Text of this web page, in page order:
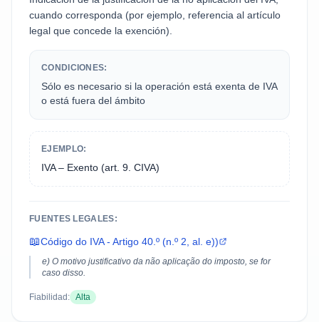
cuando corresponda (por ejemplo, referencia al artículo
legal que concede la exención).
CONDICIONES:
Sólo es necesario si la operación está exenta de IVA
o está fuera del ámbito
EJEMPLO:
IVA – Exento (art. 9. CIVA)
FUENTES LEGALES:
📖Código do IVA - Artigo 40.º (n.º 2, al. e))
e) O motivo justificativo da não aplicação do imposto, se for
caso disso.
Fiabilidad: Alta